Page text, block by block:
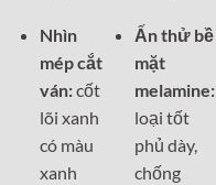
Nhìn
mép cắt
ván:cốt
lõi xanh
có màu
xanh
Ấn thử bề
mặt
melamine:
loại tốt
phủ dày,
chống